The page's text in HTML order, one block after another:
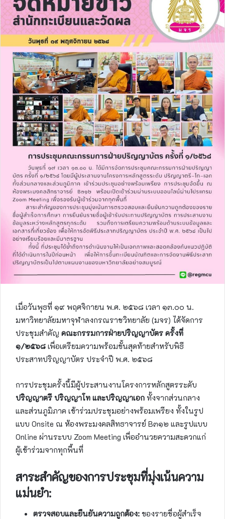
เมื่อวันพุธที่ ๑๙ พฤศจิกายน พ.ศ. ๒๕๖๘ เวลา ๑๓.๐๐ น.
มหาวิทยาลัยมหาจุฬาลงกรณราชวิทยาลัย (มจร) ได้จัดการ
ประชุมสำคัญ คณะกรรมการฝ่ายปริญญาบัตร ครั้งที่
๑/๒๕๖๘ เพื่อเตรียมความพร้อมขั้นสุดท้ายสำหรับพิธี
ประสาทปริญญาบัตร ประจำปี พ.ศ. ๒๕๖๘
การประชุมครั้งนี้มีผู้ประสานงานโครงการหลักสูตรระดับ
ปริญญาตรี ปริญญาโท และปริญญาเอก ทั้งจากส่วนกลาง
และส่วนภูมิภาค เข้าร่วมประชุมอย่างพร้อมเพรียง ทั้งในรูป
แบบ Onsite ณ ห้องพระมงคลสิทธาจารย์ B๓๑๒ และรูปแบบ
Online ผ่านระบบ Zoom Meeting เพื่ออำนวยความสะดวกแก่
ผู้เข้าร่วมจากทุกพื้นที่
สาระสำคัญของการประชุมที่มุ่งเน้นความ
แม่นยำ:
ตรวจสอบและยืนยันความถูกต้อง: ของรายชื่อผู้สำเร็จ